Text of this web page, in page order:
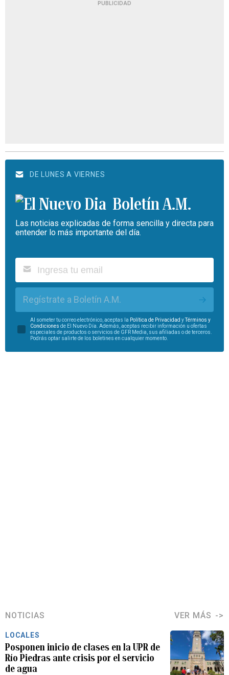
PUBLICIDAD
DE LUNES A VIERNES
Boletín A.M.
Las noticias explicadas de forma sencilla y directa para
entender lo más importante del día.
Regístrate a Boletín A.M.
Al someter tu correo electrónico, aceptas la Política de Privacidad y
Términos y
Condiciones de El Nuevo Día. Además, aceptas recibir información u ofertas
especiales de productos o servicios de GFR Media, sus afiliadas o de terceros.
Podrás optar salirte de los boletines en cualquier momento.
NOTICIAS VER MÁS
LOCALES
Posponen inicio de clases en la UPR de
Río Piedras ante crisis por el servicio
de agua